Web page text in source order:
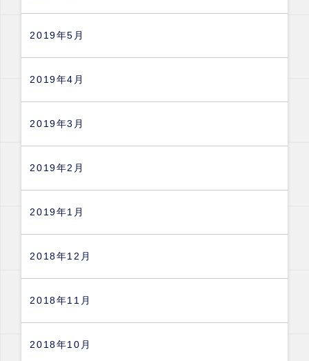
2019年5月
2019年4月
2019年3月
2019年2月
2019年1月
2018年12月
2018年11月
2018年10月